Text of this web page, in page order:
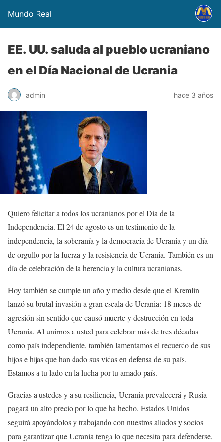
Mundo Real
EE. UU. saluda al pueblo ucraniano
en el Día Nacional de Ucrania
admin hace 3 años
Quiero felicitar a todos los ucranianos por el Día de la
Independencia. El 24 de agosto es un testimonio de la
independencia, la soberanía y la democracia de Ucrania y un día
de orgullo por la fuerza y ​​la resistencia de Ucrania. También es un
día de celebración de la herencia y la cultura ucranianas.
Hoy también se cumple un año y medio desde que el Kremlin
lanzó su brutal invasión a gran escala de Ucrania: 18 meses de
agresión sin sentido que causó muerte y destrucción en toda
Ucrania. Al unirnos a usted para celebrar más de tres décadas
como país independiente, también lamentamos el recuerdo de sus
hijos e hijas que han dado sus vidas en defensa de su país.
Estamos a tu lado en la lucha por tu amado país.
Gracias a ustedes y a su resiliencia, Ucrania prevalecerá y Rusia
pagará un alto precio por lo que ha hecho. Estados Unidos
seguirá apoyándolos y trabajando con nuestros aliados y socios
para garantizar que Ucrania tenga lo que necesita para defenderse,